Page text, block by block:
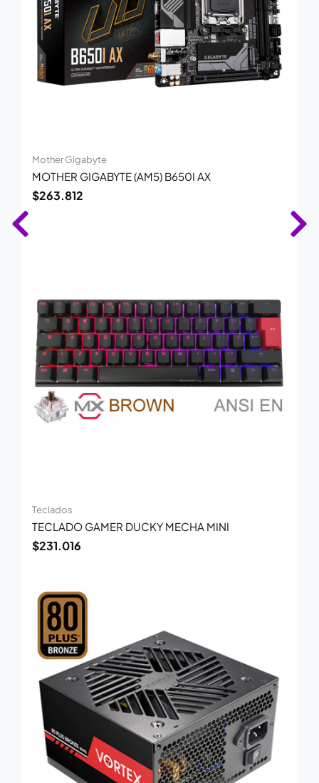
Mother Gigabyte
MOTHER GIGABYTE (AM5) B650I AX
$263.812
Teclados
TECLADO GAMER DUCKY MECHA MINI
$231.016